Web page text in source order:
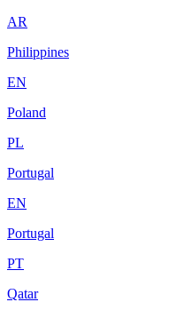
AR
Philippines
EN
Poland
PL
Portugal
EN
Portugal
PT
Qatar